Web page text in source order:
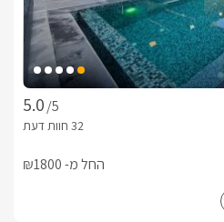
/5
החל מ- ₪1800